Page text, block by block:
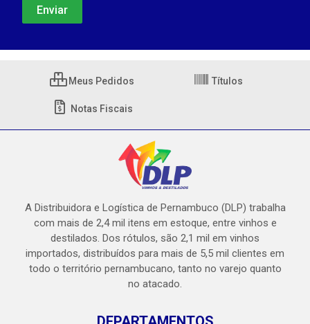
Meus Pedidos Títulos
Notas Fiscais
A Distribuidora e Logística de Pernambuco (DLP) trabalha
com mais de 2,4 mil itens em estoque, entre vinhos e
destilados. Dos rótulos, são 2,1 mil em vinhos
importados, distribuídos para mais de 5,5 mil clientes em
todo o território pernambucano, tanto no varejo quanto
no atacado.